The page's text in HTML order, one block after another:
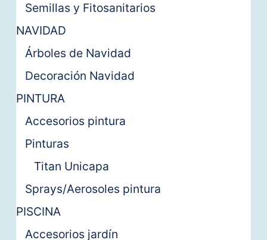
Semillas y Fitosanitarios
NAVIDAD
Árboles de Navidad
Decoración Navidad
PINTURA
Accesorios pintura
Pinturas
Titan Unicapa
Sprays/Aerosoles pintura
PISCINA
Accesorios jardín